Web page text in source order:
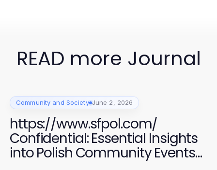
READ more Journal
Community and Society June 2, 2026
https://www.sfpol.com/
Confidential: Essential Insights
into Polish Community Events